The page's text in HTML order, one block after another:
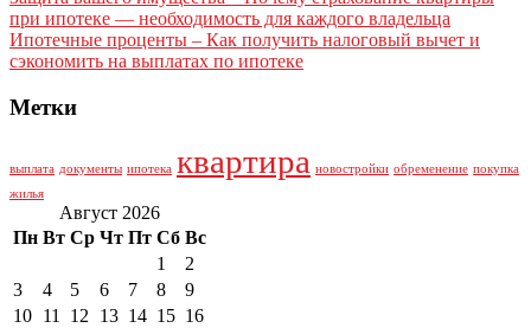
при ипотеке — необходимость для каждого владельца
Ипотечные проценты – Как получить налоговый вычет и
сэкономить на выплатах по ипотеке
Метки
выплата документы ипотека квартира новостройки обременение покупка
жилья
Август 2026
Пн Вт Ср Чт Пт Сб Вс
1
2
3
4 5 6 7 8
9
10 11 12 13 14 15 16